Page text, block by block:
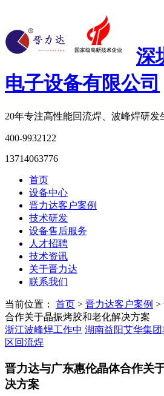
深
电子设备有限公司
20年专注高性能回流焊、波峰焊研发
400-9932122
13714063776
首页
设备中心
晋力达客户案例
技术研发
设备售后服务
人才招聘
技术资讯
关于晋力达
联系我们
当前位置： 首页 > 晋力达客户案例 >
合作关于晶振烤胶和老化解决方案
浙江波峰焊工作中 湖南益阳艾华集
区回流焊
晋力达与广东惠伦晶体合作关
决方案